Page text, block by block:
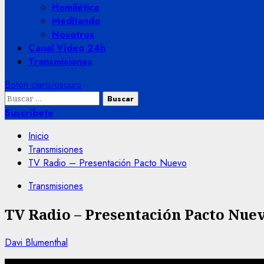
Homilética
Meditando
Nosotros
Canal Vídeo 24h
Transmisiones
Botón claro/oscuro
Buscar:
Suscríbete
Inicio
Transmisiones
TV Radio – Presentación Pacto Nuevo
Transmisiones
TV Radio – Presentación Pacto
Davi Blumenthal